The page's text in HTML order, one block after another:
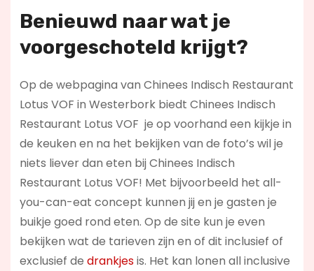
Benieuwd naar wat je
voorgeschoteld krijgt?
Op de webpagina van Chinees Indisch Restaurant
Lotus VOF in Westerbork biedt Chinees Indisch
Restaurant Lotus VOF je op voorhand een kijkje in
de keuken en na het bekijken van de foto’s wil je
niets liever dan eten bij Chinees Indisch
Restaurant Lotus VOF! Met bijvoorbeeld het all-
you-can-eat concept kunnen jij en je gasten je
buikje goed rond eten. Op de site kun je even
bekijken wat de tarieven zijn en of dit inclusief of
exclusief de drankjesis. Het kan lonen all inclusive